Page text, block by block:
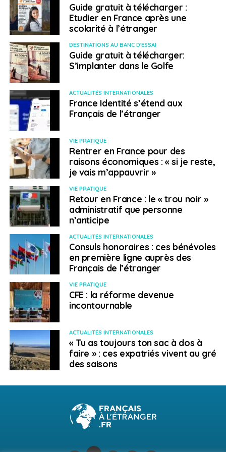
L’intérieur du territoire est formé de régions fertiles, de
landes et de forêts. Enfin, confirmant son appellation
légendaire de plat pays, on notera que le signal de
Botrange, sur le plateau des Hautes Fagnes, dans le
massif ardennais, en province de Liège, est à 694 m le
point culminant de ce territoire.
> La Belgique à la loupe
Monarchie constitutionnelle fédérale
Chef de l’État : S. M. le Roi Philippe
Premier ministre :Sophie Wilmès
Capitale :Bruxelles
Superficie : 30 528 km2
Population : 11,47 M hab.
Langues officielles : français, néerlandais, allemand
Fête nationale : 21 juillet
Villes principales : Bruxelles, Anvers, Liège, Charleroi,
Bruges
Adhésion à l’UE : 1957 (membre fondateur)
> Données économiques
Croissance PIB (2) : 1,2 %
Guide gratuit à télécharger :
Etudier en France après une
scolarité à l’étranger
DESTINATIONS AU BANC D'ESSAI
Guide gratuit à télécharger:
S’implanter dans le Golfe
ACTUALITÉS INTERNATIONALES
France Identité s’étend aux
Français de l’étranger
VIE PRATIQUE
Rentrer en France pour des
raisons économiques : « si je reste,
je vais m’appauvrir »
VIE PRATIQUE
Retour en France : le « trou noir »
administratif que personne
n’anticipe
ACTUALITÉS INTERNATIONALES
Consuls honoraires : ces bénévoles
en première ligne auprès des
Français de l’étranger
VIE PRATIQUE
CFE : la réforme devenue
incontournable
ACTUALITÉS INTERNATIONALES
« Tu as toujours ton sac à dos à
faire » : ces expatriés vivent au gré
des saisons